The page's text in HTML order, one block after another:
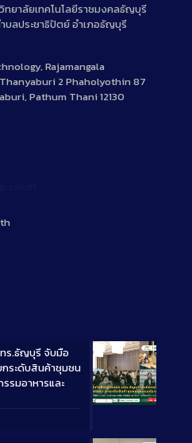
ทยาลัยเทคโนโลยีราชมงคลธัญบุรี
บลประชาธิปัตย์ อำเภอธัญบุรี
Rajamangala
2 Phaholyothin 87
Pathum Thani 12130
Long
ทร.ธัญบุรี จับมือ
ระดับสินค้าชุมชน
รมอาหารและ